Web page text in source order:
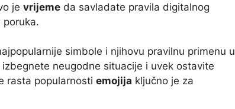
je vrijeme da savladate pravila digitalnog
poruka.
simbole i njihovu pravilnu primenu u
neugodne situacije i uvek ostavite
rasta popularnosti emojija ključno je za